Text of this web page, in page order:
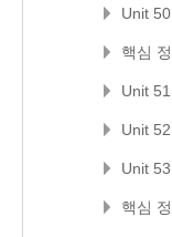
Unit
핵심
Unit
Unit
Unit
핵심